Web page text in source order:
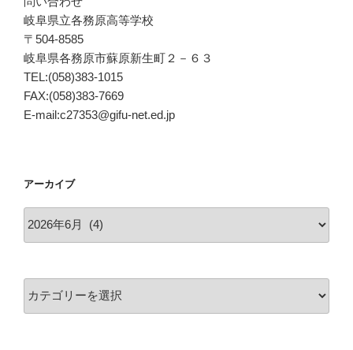
岐阜県立各務原高等学校
〒504-8585
岐阜県各務原市蘇原新生町２－６３
TEL:(058)383-1015
FAX:(058)383-7669
E-mail:c27353@gifu-net.ed.jp
アーカイブ
ブ
テ